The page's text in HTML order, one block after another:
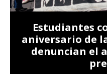
Estudiantes
aniversario de
denuncian el